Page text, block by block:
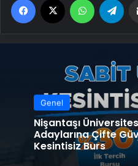
Genel
Nişantaşı
Adaylarına Çifte
Kesintisiz Burs